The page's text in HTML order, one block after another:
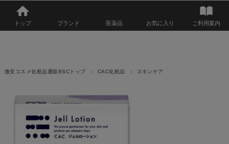
トップ ブランド 医薬品 お気に入り ご利用案内
激安コスメ化粧品通販BSCトップ CAC化粧品 スキンケア